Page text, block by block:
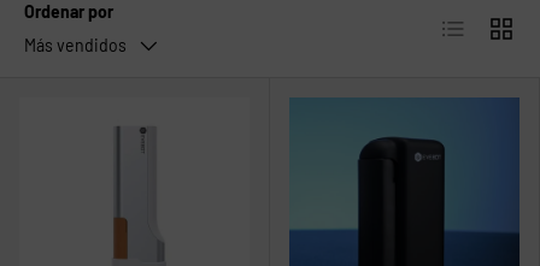
Ordenar por
Más vendidos
Lista